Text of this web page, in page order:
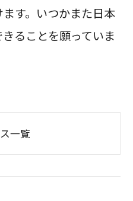
す。いつかまた日本
ることを願っていま
一覧